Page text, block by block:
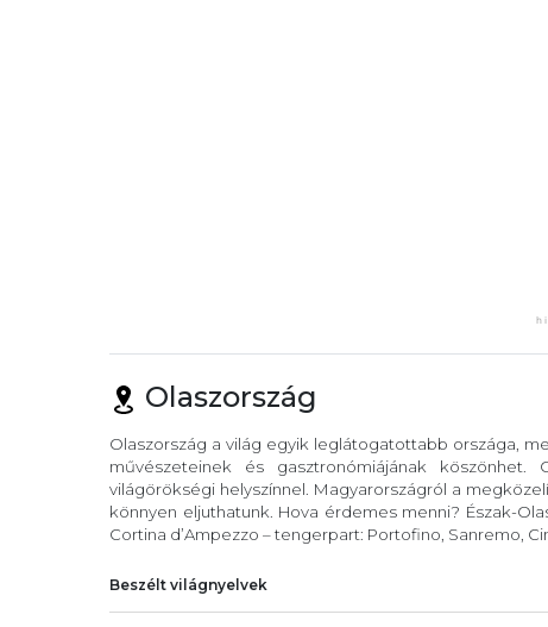
Olaszország
Olaszország a világ egyik leglátogatottabb országa,
művészeteinek és gasztronómiájának
világörökségi helyszínnel. Magyarországról a
könnyen eljuthatunk. Hova érdemes menni? Észak-
Cortina d’Ampezzo – tengerpart: Portofino, Sanremo,
Beszélt világnyelvek